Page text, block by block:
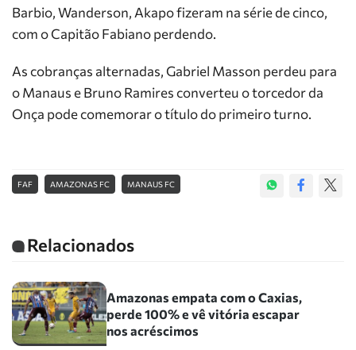
Barbio, Wanderson, Akapo fizeram na série de cinco,
com o Capitão Fabiano perdendo.
As cobranças alternadas, Gabriel Masson perdeu para
o Manaus e Bruno Ramires converteu o torcedor da
Onça pode comemorar o título do primeiro turno.
FAF AMAZONAS FC MANAUS FC
Relacionados
Amazonas empata com o Caxias,
perde 100% e vê vitória escapar
nos acréscimos